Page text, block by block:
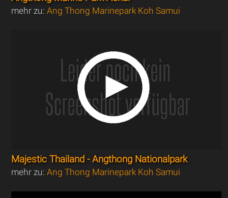
mehr zu:Ang Thong Marinepark Koh Samui
Majestic Thailand - Angthong Nationalpark
mehr zu:Ang Thong Marinepark Koh Samui